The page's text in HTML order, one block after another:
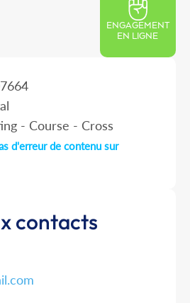
ENGAGEMENT
EN LIGNE
- Course - Cross
d'erreur de contenu sur
contacts